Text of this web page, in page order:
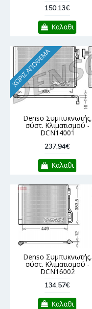
150,13€
Καλαθι
ΧΩΡΊΣ ΑΠΌΘΕΜΑ
Denso Συμπυκνωτής,
σύστ. Κλιματισμού -
DCN14001
237,94€
Καλαθι
Denso Συμπυκνωτής,
σύστ. Κλιματισμού -
DCN16002
134,57€
Καλαθι